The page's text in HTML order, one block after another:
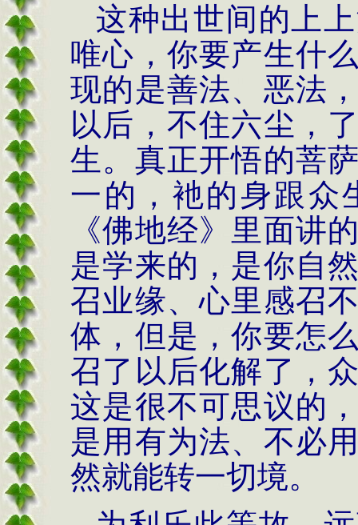
这种出世间的上
唯心，你要产生什
现的是善法、恶法
以后，不住六尘，
生。真正开悟的菩
一的，衪的身跟众
《佛地经》里面讲
是学来的，是你自
召业缘、心里感召
体，但是，你要怎
召了以后化解了，
这是很不可思议的
是用有为法、不必
然就能转一切境。